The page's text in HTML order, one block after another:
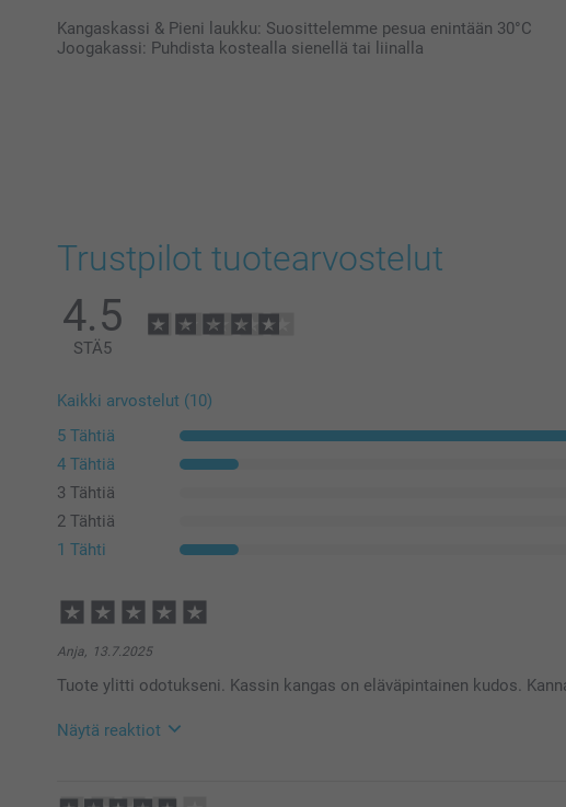
Kangaskassi & Pieni laukku: Suosittelemme pesua enintään 30°C
Joogakassi: Puhdista kostealla sienellä tai liinalla
Trustpilot tuotearvostelut
4.5
STÄ5
Kaikki arvostelut (10)
5 Tähtiä
4 Tähtiä
3 Tähtiä
2 Tähtiä
1 Tähti
Anja, 13.7.2025
Tuote ylitti odotukseni. Kassin kangas on eläväpintainen kudos.
Näytä reaktiot